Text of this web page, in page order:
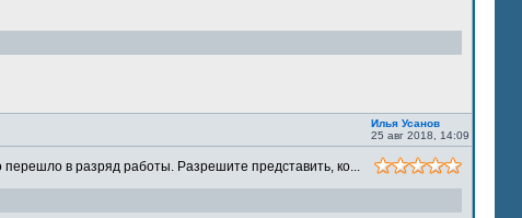
Илья Усанов
25 авг 2018, 14:09
в разряд работы. Разрешите представить, ко...